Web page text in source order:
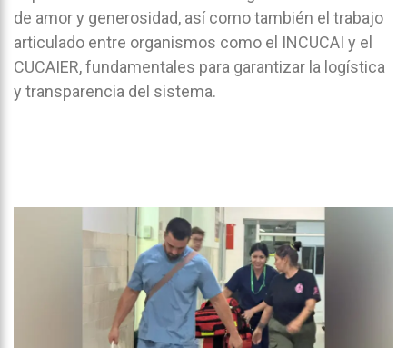
de amor y generosidad, así como también el trabajo
articulado entre organismos como el INCUCAI y el
CUCAIER, fundamentales para garantizar la logística
y transparencia del sistema.